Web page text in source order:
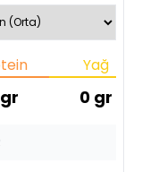
gr
Yağ
0 gr